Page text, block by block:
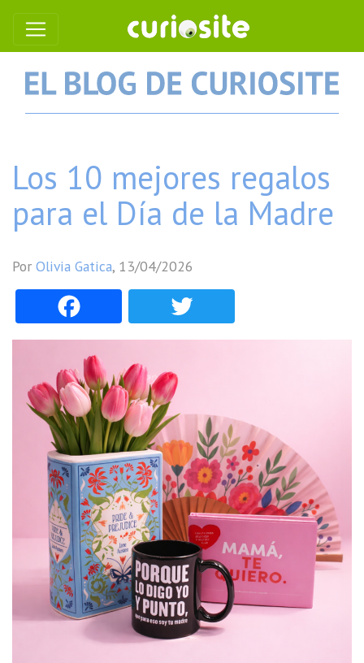
Los 10 mejores regalos
para el Día de la Madre
Por Olivia Gatica, 13/04/2026
Facebook